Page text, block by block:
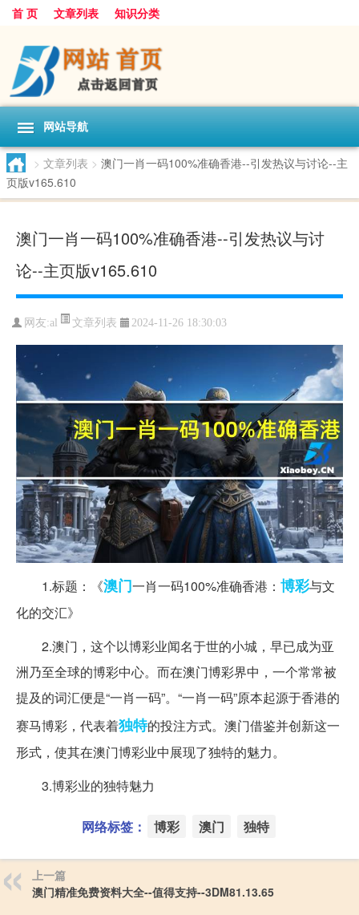
首 页 文章列表 知识分类
网站导航
> 文章列表 > 澳门一肖一码100%准确香港--引发热议与讨论--主
页版v165.610
澳门一肖一码100%准确香港--引发热议与讨
论--主页版v165.610
网友:al 文章列表 2024-11-26 18:30:03
1.标题：《澳门一肖一码100%准确香港： 博彩与文
化的交汇》
2.澳门，这个以博彩业闻名于世的小城，早已成为亚
洲乃至全球的博彩中心。而在澳门博彩界中，一个常常被
提及的词汇便是“一肖一码”。“一肖一码”原本起源于香港的
赛马博彩，代表着独特的投注方式。澳门借鉴并创新这一
形式，使其在澳门博彩业中展现了独特的魅力。
3.博彩业的独特魅力
网络标签： 博彩 澳门 独特
上一篇
澳门精准免费资料大全--值得支持--3DM81.13.65